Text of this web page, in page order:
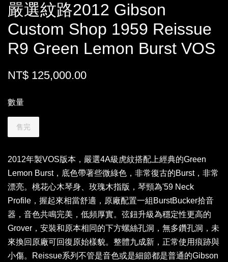
嚴選紋路2012 Gibson
Custom Shop 1959 Reissue
R9 Green Lemon Burst VOS
NT$ 125,000.00
數量
售完
2012年製VOS版本，嚴選4A級虎紋搭配上經典的Green
Lemon Burst，底色帶著些微綠色，非常復古的Burst，非常
漂亮。桃花心木琴身、玫瑰木指版，琴頸為'59 Neck
Profile，握起來相當舒適，原廠配置一組BurstBucker拾音
器，音色共鳴完美，低頻厚實。弦鈕升級為穩定性更高的
Grover，安裝和原本相同的下方螺絲孔洞，無多鑽孔洞，未
來換回原廠可回復原始樣貌。整體九成新，正常使用痕跡與
小傷。Reissue系列不管是音色或是細節都是普通的Gibson